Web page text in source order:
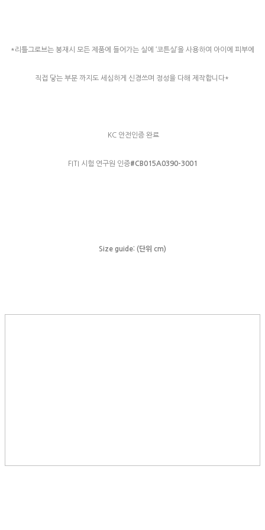
*리틀그로브는 봉재시 모든 제품에 들어가는 실에 ‘코튼실’을 사용하여 아이에 피부에
직접 닿는 부분 까지도 세심하게 신경쓰며 정성을 다해 제작합니다*
KC 안전인증 완료
FITI 시험 연구원 인증#CB015A0390-3001
Size guide: (단위 cm)